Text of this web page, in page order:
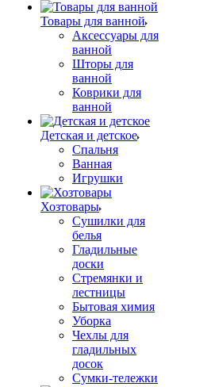
Товары для ванной
Аксессуары для
ванной
Шторы для
ванной
Коврики для
ванной
Детская и детское
Спальня
Ванная
Игрушки
Хозтовары
Сушилки для
белья
Гладильные
доски
Стремянки и
лестницы
Бытовая химия
Уборка
Чехлы для
гладильных
досок
Сумки-тележки